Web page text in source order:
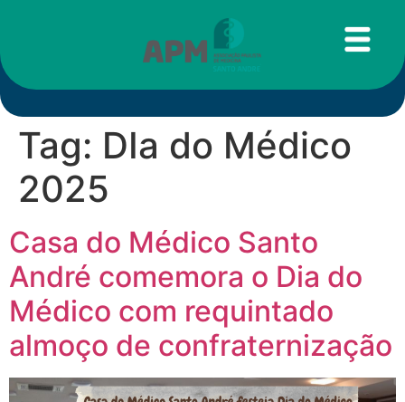
Tag: DIa do Médico
2025
Casa do Médico Santo
André comemora o Dia do
Médico com requintado
almoço de confraternização